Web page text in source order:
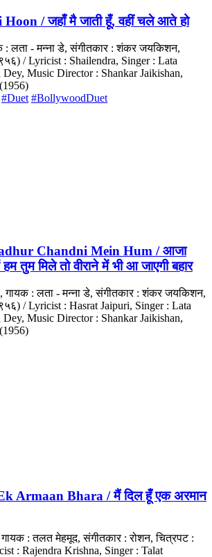
/ जहाँ मै जाती हूँ, वहीं चले आते हो
: लता - मन्ना डे, संगीतकार : शंकर जयकिशन,
/ Lyricist : Shailendra, Singer : Lata
Music Director : Shankar Jaikishan,
#Duet #BollywoodDuet
Chandni Mein Hum / आजा
तुम मिले तो वीराने में भी आ जाएगी बहार
गायक : लता - मन्ना डे, संगीतकार : शंकर जयकिशन,
/ Lyricist : Hasrat Jaipuri, Singer : Lata
Music Director : Shankar Jaikishan,
Armaan Bhara / मैं दिल हूँ एक अरमान
गायक : तलत मेहमूद, संगीतकार : रोशन, चित्रपट :
: Rajendra Krishna, Singer : Talat